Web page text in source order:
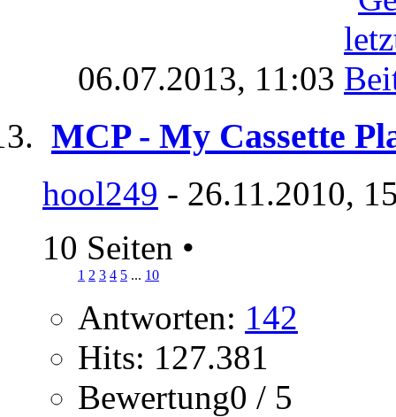
06.07.2013, 11:03
MCP - My Cassette
hool249 - 26.11.2010,
10 Seiten •
1 2 3 4 5 ... 10
Antworten: 142
Hits: 127.381
Bewertung0 / 5